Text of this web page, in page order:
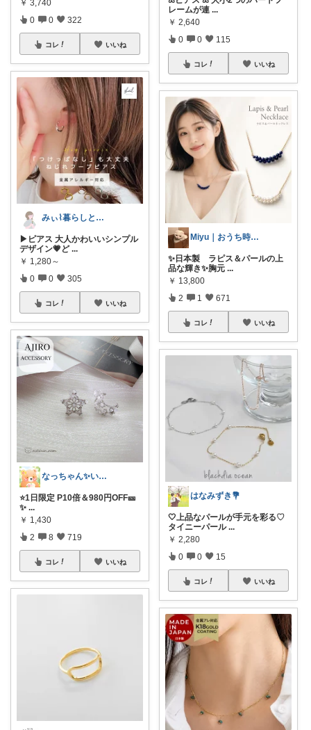
￥ 3,740
0 0 322
コレ いいね
みぃ⌇暮らしと育児のおすすめアイテム💐
▶ピアス 大人かわいいシンプル
デザイン💗ど ...
￥ 1,280～
0 0 305
コレ いいね
なっちゃん✨いつもありがとう😊✨
⭐️1日限定 P10倍＆980円OFF🎫
✨ ...
￥ 1,430
2 8 719
コレ いいね
レームが連 ...
￥ 2,640
0 0 115
コレ いいね
Miyu｜おうち時間の小さな幸せ🌸
✨日本製 ラピス＆パールの上
品な輝き✨胸元 ...
￥ 13,800
2 1 671
コレ いいね
はなみずき💐
🤍上品なパールが手元を彩る♡
タイニーパール ...
￥ 2,280
0 0 15
コレ いいね